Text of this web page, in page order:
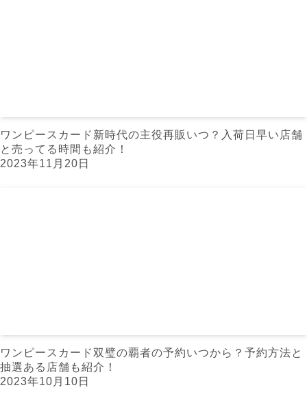
ワンピースカード新時代の主役再販いつ？入荷日早い店舗
と売ってる時間も紹介！
2023年11月20日
ワンピースカード双璧の覇者の予約いつから？予約方法と
抽選ある店舗も紹介！
2023年10月10日